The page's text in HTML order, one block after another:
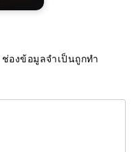
ช่องข้อมูลจำเป็นถูกทำ